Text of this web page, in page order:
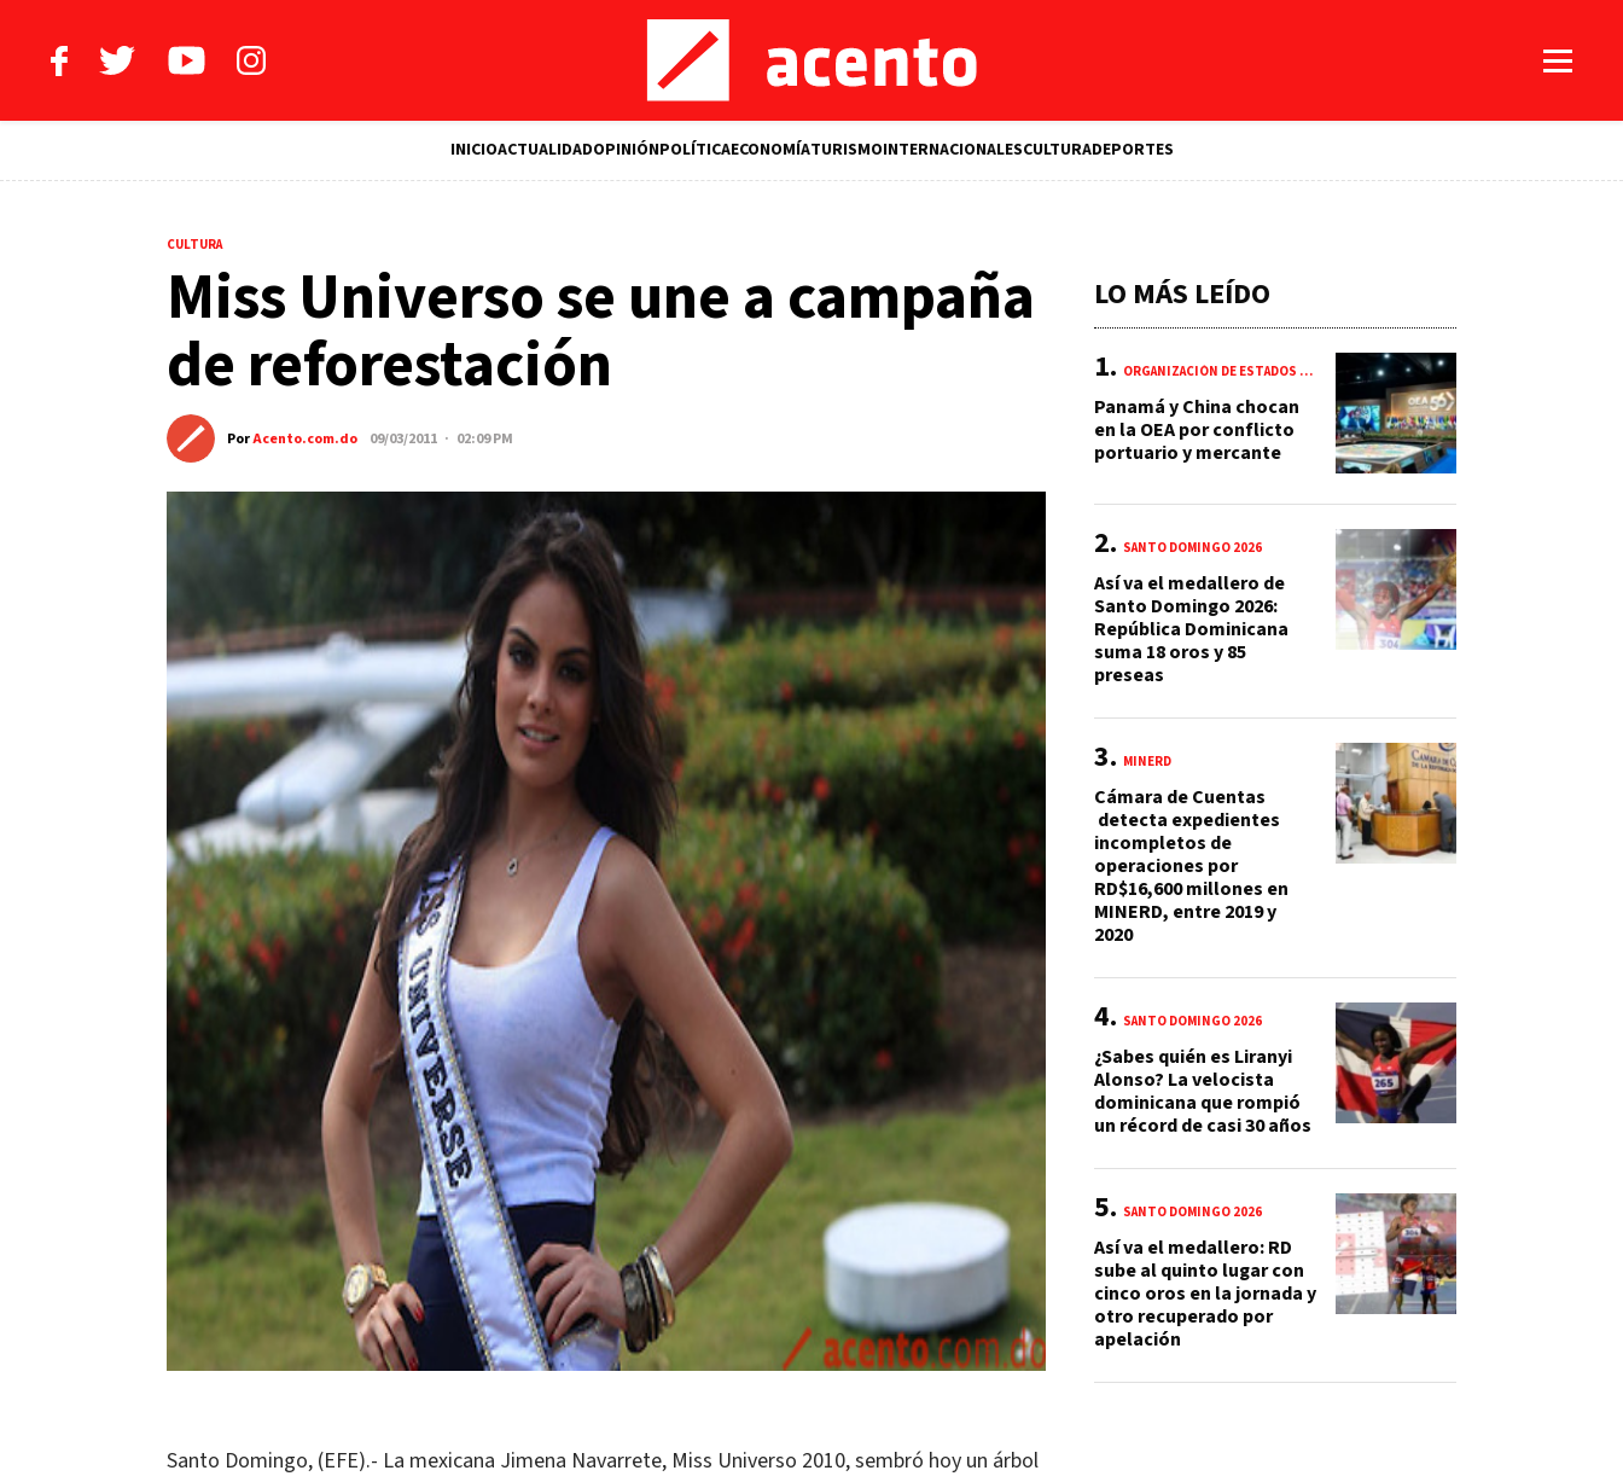
INICIOACTUALIDADOPINIÓNPOLÍTICAECONOMÍATURISMOINTERNACIONALESCULTURADEPORTES
CULTURA
Miss Universo se une a campaña
de reforestación
PorAcento.com.do 09/03/2011 · 02:09 PM
Santo Domingo, (EFE).- La mexicana Jimena Navarrete, Miss Universo 2010, sembró hoy un árbol
LO MÁS LEÍDO
ORGANIZACIÓN DE ESTADOS AMERICANOS (OEA)
Panamá y China chocan
en la OEA por conflicto
portuario y mercante
SANTO DOMINGO 2026
Así va el medallero de
Santo Domingo 2026:
República Dominicana
suma 18 oros y 85
preseas
MINERD
Cámara de Cuentas
detecta expedientes
incompletos de
operaciones por
RD$16,600 millones en
MINERD, entre 2019 y
2020
SANTO DOMINGO 2026
¿Sabes quién es Liranyi
Alonso? La velocista
dominicana que rompió
un récord de casi 30 años
SANTO DOMINGO 2026
Así va el medallero: RD
sube al quinto lugar con
cinco oros en la jornada y
otro recuperado por
apelación